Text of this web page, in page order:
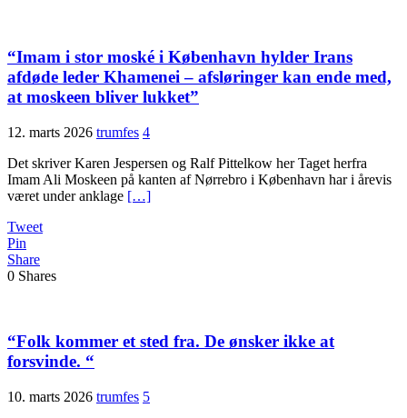
“Imam i stor moské i København hylder Irans
afdøde leder Khamenei – afsløringer kan ende med,
at moskeen bliver lukket”
12. marts 2026 trumfes 4
Det skriver Karen Jespersen og Ralf Pittelkow her Taget herfra
Imam Ali Moskeen på kanten af Nørrebro i København har i årevis
været under anklage […]
Tweet
Pin
Share
0 Shares
“Folk kommer et sted fra. De ønsker ikke at
forsvinde. “
10. marts 2026 trumfes 5